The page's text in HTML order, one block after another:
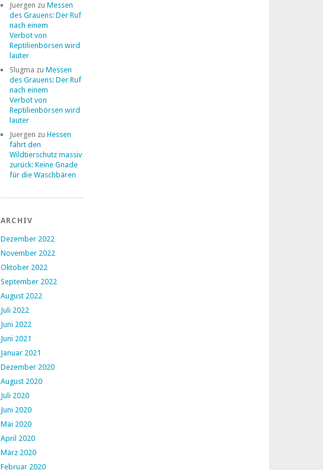
Juergen zu Messen
des Grauens: Der Ruf
nach einem
Verbot von
Reptilienbörsen wird
lauter
Slugma zu Messen
des Grauens: Der Ruf
nach einem
Verbot von
Reptilienbörsen wird
lauter
Juergen zu Hessen
fährt den
Wildtierschutz massiv
zurück: Keine Gnade
für die Waschbären
ARCHIV
Dezember 2022
November 2022
Oktober 2022
September 2022
August 2022
Juli 2022
Juni 2022
Juni 2021
Januar 2021
Dezember 2020
August 2020
Juli 2020
Juni 2020
Mai 2020
April 2020
März 2020
Februar 2020